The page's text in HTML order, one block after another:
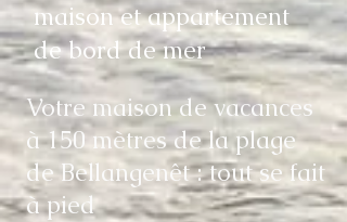
maison et appartement
de bord de mer
Votre maison de vacances
à 150 mètres de la plage
de Bellangenêt : tout se fait
à pied